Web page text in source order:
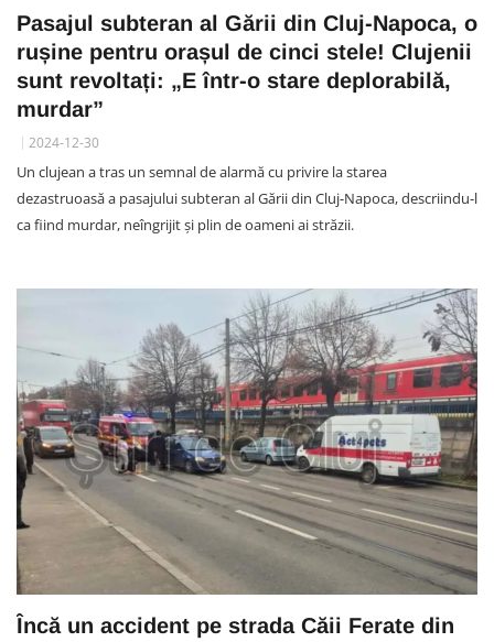
Pasajul subteran al Gării din Cluj-Napoca, o
rușine pentru orașul de cinci stele! Clujenii
sunt revoltați: „E într-o stare deplorabilă,
murdar”
2024-12-30
Un clujean a tras un semnal de alarmă cu privire la starea
dezastruoasă a pasajului subteran al Gării din Cluj-Napoca, descriindu-l
ca fiind murdar, neîngrijit și plin de oameni ai străzii.
Încă un accident pe strada Căii Ferate din